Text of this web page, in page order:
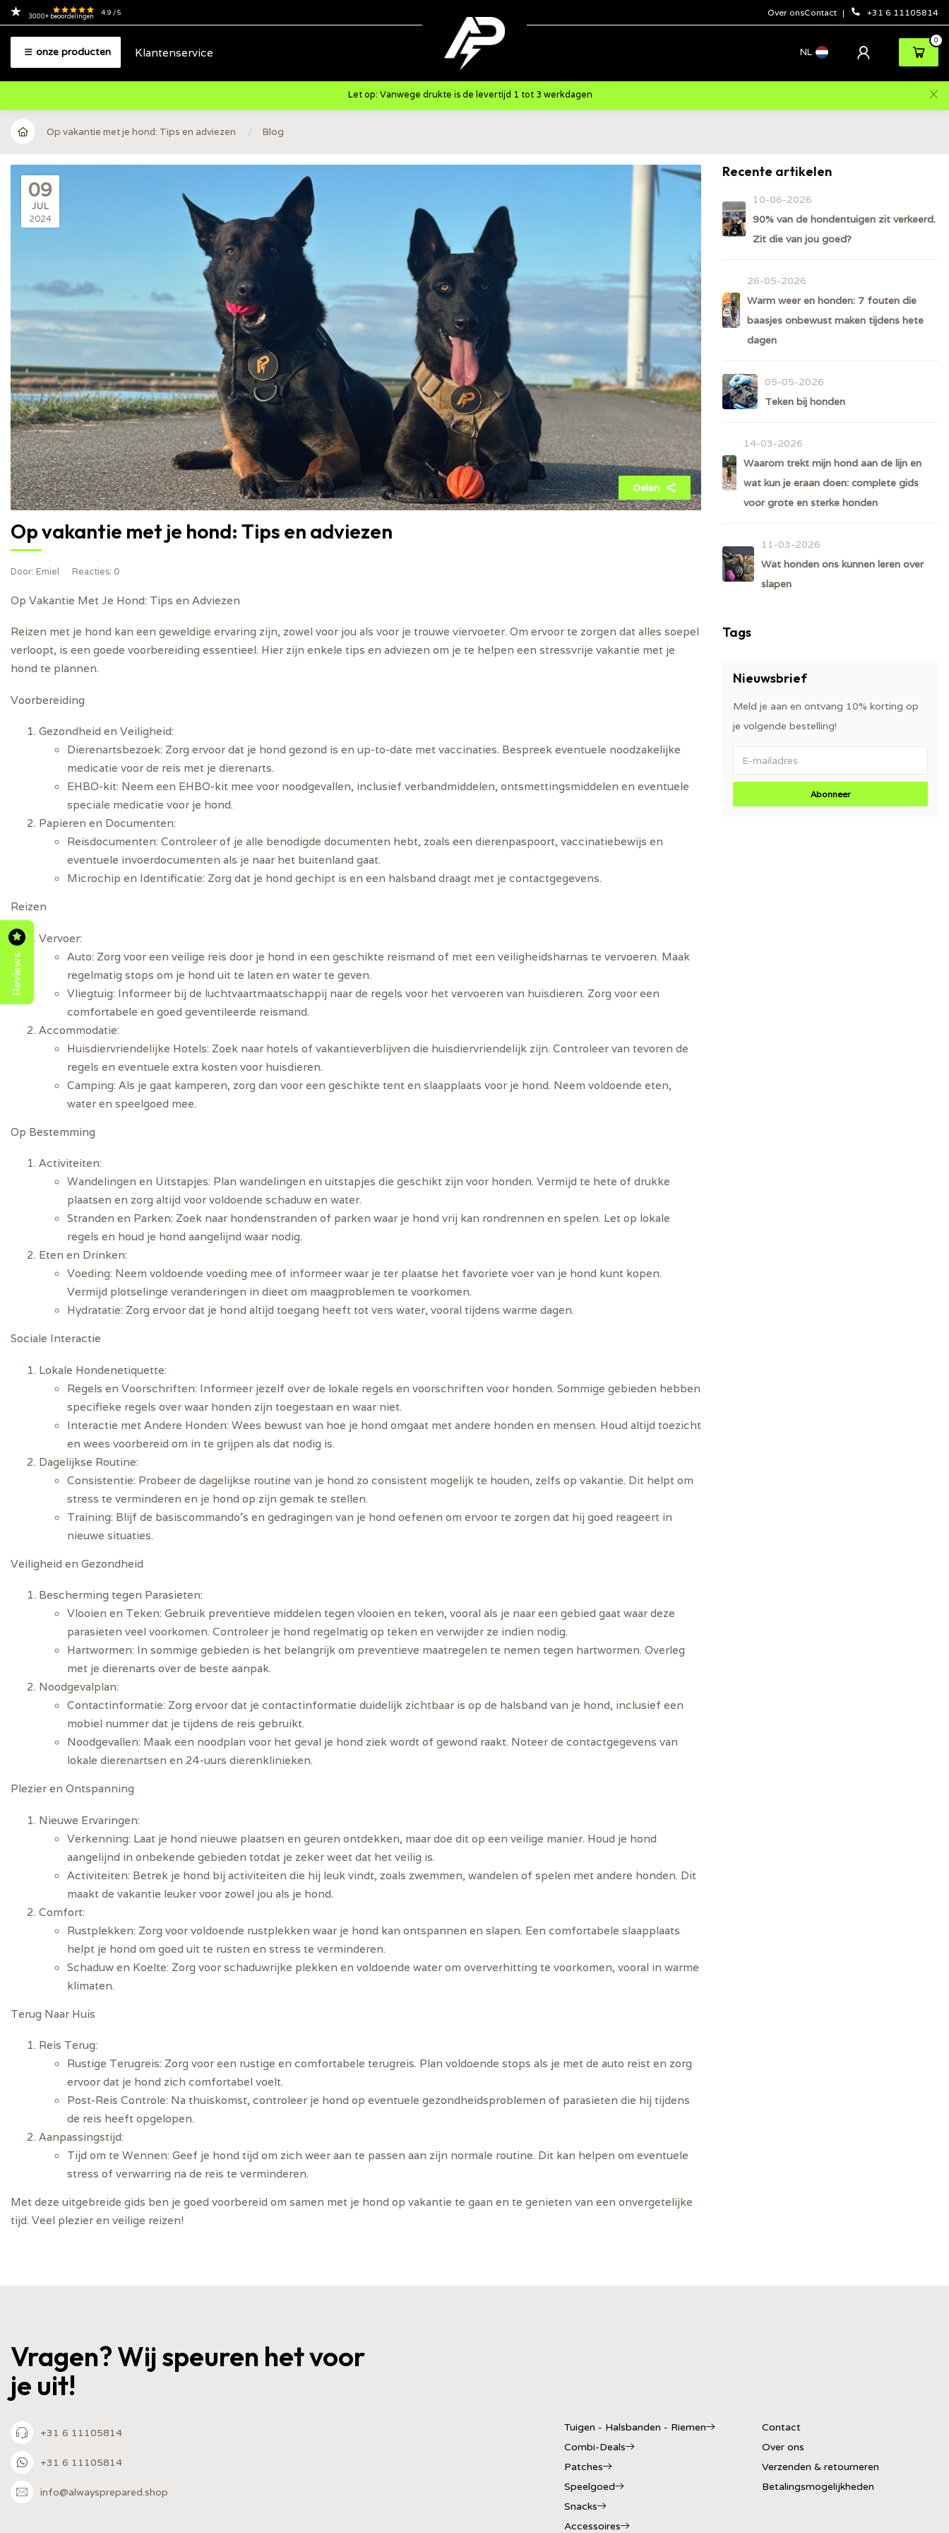
3000+ beoordelingen 4.9 / 5 Over onsContact +31 6 11105814
onze producten Klantenservice NL
0
Let op: Vanwege drukte is de levertijd 1 tot 3 werkdagen
Op vakantie met je hond: Tips en adviezen / Blog
09
JUL
2024
Delen
Op vakantie met je hond: Tips en adviezen
Door: Emiel Reacties: 0
Op Vakantie Met Je Hond: Tips en Adviezen
Reizen met je hond kan een geweldige ervaring zijn, zowel voor jou als voor je trouwe viervoeter. Om ervoor te zorgen dat alles soepel
verloopt, is een goede voorbereiding essentieel. Hier zijn enkele tips en adviezen om je te helpen een stressvrije vakantie met je
hond te plannen.
Voorbereiding
Gezondheid en Veiligheid:
Dierenartsbezoek: Zorg ervoor dat je hond gezond is en up-to-date met vaccinaties. Bespreek eventuele noodzakelijke
medicatie voor de reis met je dierenarts.
EHBO-kit: Neem een EHBO-kit mee voor noodgevallen, inclusief verbandmiddelen, ontsmettingsmiddelen en eventuele
speciale medicatie voor je hond.
Papieren en Documenten:
Reisdocumenten: Controleer of je alle benodigde documenten hebt, zoals een dierenpaspoort, vaccinatiebewijs en
eventuele invoerdocumenten als je naar het buitenland gaat.
Microchip en Identificatie: Zorg dat je hond gechipt is en een halsband draagt met je contactgegevens.
Reizen
Vervoer:
Auto: Zorg voor een veilige reis door je hond in een geschikte reismand of met een veiligheidsharnas te vervoeren. Maak
regelmatig stops om je hond uit te laten en water te geven.
Vliegtuig: Informeer bij de luchtvaartmaatschappij naar de regels voor het vervoeren van huisdieren. Zorg voor een
comfortabele en goed geventileerde reismand.
Accommodatie:
Huisdiervriendelijke Hotels: Zoek naar hotels of vakantieverblijven die huisdiervriendelijk zijn. Controleer van tevoren de
regels en eventuele extra kosten voor huisdieren.
Camping: Als je gaat kamperen, zorg dan voor een geschikte tent en slaapplaats voor je hond. Neem voldoende eten,
water en speelgoed mee.
Op Bestemming
Activiteiten:
Wandelingen en Uitstapjes: Plan wandelingen en uitstapjes die geschikt zijn voor honden. Vermijd te hete of drukke
plaatsen en zorg altijd voor voldoende schaduw en water.
Stranden en Parken: Zoek naar hondenstranden of parken waar je hond vrij kan rondrennen en spelen. Let op lokale
regels en houd je hond aangelijnd waar nodig.
Eten en Drinken:
Voeding: Neem voldoende voeding mee of informeer waar je ter plaatse het favoriete voer van je hond kunt kopen.
Vermijd plotselinge veranderingen in dieet om maagproblemen te voorkomen.
Hydratatie: Zorg ervoor dat je hond altijd toegang heeft tot vers water, vooral tijdens warme dagen.
Sociale Interactie
Lokale Hondenetiquette:
Regels en Voorschriften: Informeer jezelf over de lokale regels en voorschriften voor honden. Sommige gebieden hebben
specifieke regels over waar honden zijn toegestaan en waar niet.
Interactie met Andere Honden: Wees bewust van hoe je hond omgaat met andere honden en mensen. Houd altijd toezicht
en wees voorbereid om in te grijpen als dat nodig is.
Dagelijkse Routine:
Consistentie: Probeer de dagelijkse routine van je hond zo consistent mogelijk te houden, zelfs op vakantie. Dit helpt om
stress te verminderen en je hond op zijn gemak te stellen.
Training: Blijf de basiscommando’s en gedragingen van je hond oefenen om ervoor te zorgen dat hij goed reageert in
nieuwe situaties.
Veiligheid en Gezondheid
Bescherming tegen Parasieten:
Vlooien en Teken: Gebruik preventieve middelen tegen vlooien en teken, vooral als je naar een gebied gaat waar deze
parasieten veel voorkomen. Controleer je hond regelmatig op teken en verwijder ze indien nodig.
Hartwormen: In sommige gebieden is het belangrijk om preventieve maatregelen te nemen tegen hartwormen. Overleg
met je dierenarts over de beste aanpak.
Noodgevalplan:
Contactinformatie: Zorg ervoor dat je contactinformatie duidelijk zichtbaar is op de halsband van je hond, inclusief een
mobiel nummer dat je tijdens de reis gebruikt.
Noodgevallen: Maak een noodplan voor het geval je hond ziek wordt of gewond raakt. Noteer de contactgegevens van
lokale dierenartsen en 24-uurs dierenklinieken.
Plezier en Ontspanning
Nieuwe Ervaringen:
Verkenning: Laat je hond nieuwe plaatsen en geuren ontdekken, maar doe dit op een veilige manier. Houd je hond
aangelijnd in onbekende gebieden totdat je zeker weet dat het veilig is.
Activiteiten: Betrek je hond bij activiteiten die hij leuk vindt, zoals zwemmen, wandelen of spelen met andere honden. Dit
maakt de vakantie leuker voor zowel jou als je hond.
Comfort:
Rustplekken: Zorg voor voldoende rustplekken waar je hond kan ontspannen en slapen. Een comfortabele slaapplaats
helpt je hond om goed uit te rusten en stress te verminderen.
Schaduw en Koelte: Zorg voor schaduwrijke plekken en voldoende water om oververhitting te voorkomen, vooral in warme
klimaten.
Terug Naar Huis
Reis Terug:
Rustige Terugreis: Zorg voor een rustige en comfortabele terugreis. Plan voldoende stops als je met de auto reist en zorg
ervoor dat je hond zich comfortabel voelt.
Post-Reis Controle: Na thuiskomst, controleer je hond op eventuele gezondheidsproblemen of parasieten die hij tijdens
de reis heeft opgelopen.
Aanpassingstijd:
Tijd om te Wennen: Geef je hond tijd om zich weer aan te passen aan zijn normale routine. Dit kan helpen om eventuele
stress of verwarring na de reis te verminderen.
Met deze uitgebreide gids ben je goed voorbereid om samen met je hond op vakantie te gaan en te genieten van een onvergetelijke
tijd. Veel plezier en veilige reizen!
Recente artikelen
10-06-2026
90% van de hondentuigen zit verkeerd.
Zit die van jou goed?
26-05-2026
Warm weer en honden: 7 fouten die
baasjes onbewust maken tijdens hete
dagen
05-05-2026
Teken bij honden
14-03-2026
Waarom trekt mijn hond aan de lijn en
wat kun je eraan doen: complete gids
voor grote en sterke honden
11-03-2026
Wat honden ons kunnen leren over
slapen
Tags
Nieuwsbrief
Meld je aan en ontvang 10% korting op
je volgende bestelling!
Abonneer
Vragen? Wij speuren het voor
je uit!
+31 6 11105814
+31 6 11105814
info@alwaysprepared.shop
Tuigen - Halsbanden - Riemen
Combi-Deals
Patches
Speelgoed
Snacks
Accessoires
Contact
Over ons
Verzenden & retourneren
Betalingsmogelijkheden
Reviews